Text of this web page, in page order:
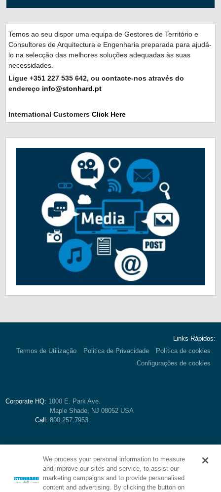
Temos ao seu dispor uma equipa de Gestores de Território e
Consultores de Arquitectura e Engenharia preparada para ajudá-
lo na selecção das melhores soluções adequadas às suas
necessidades.
Ligue +351 227 535 642, ou contacte-nos através do
endereço info@stonhard.pt
International CustomersClick Here
Links Rápidos:
Termos de Utilização
Politica de Privacidade
Política de cookies
Configurações de cookies
Corporate HQ: 1000 E. Park Ave.
Maple Shade, NJ 08052 USA
Call: 800.257.7953
We process your personal information to measure
and improve our sites and service, to assist our
marketing campaigns and to provide personalised
content and advertising. By clicking the button on